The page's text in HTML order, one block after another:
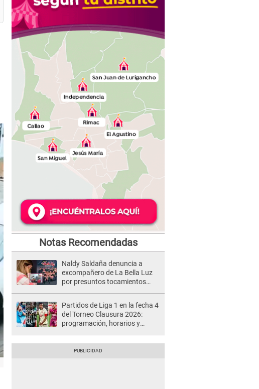
Notas Recomendadas
Naldy Saldaña denuncia a
excompañero de La Bella Luz
por presuntos tocamientos
Partidos de Liga 1 en la fecha 4
del Torneo Clausura 2026:
programación, horarios y